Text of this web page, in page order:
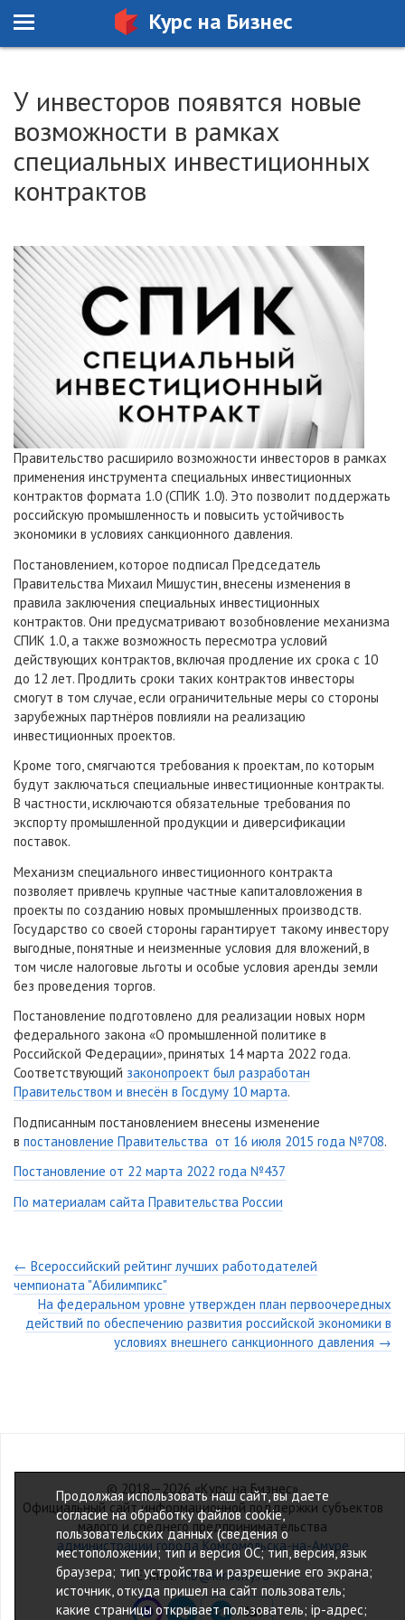
Курс на Бизнес
У инвесторов появятся новые
возможности в рамках
специальных инвестиционных
контрактов
Правительство расширило возможности инвесторов в рамках
применения инструмента специальных инвестиционных
контрактов формата 1.0 (СПИК 1.0). Это позволит поддержать
российскую промышленность и повысить устойчивость
экономики в условиях санкционного давления.
Постановлением, которое подписал Председатель
Правительства Михаил Мишустин, внесены изменения в
правила заключения специальных инвестиционных
контрактов. Они предусматривают возобновление механизма
СПИК 1.0, а также возможность пересмотра условий
действующих контрактов, включая продление их срока с 10
до 12 лет. Продлить сроки таких контрактов инвесторы
смогут в том случае, если ограничительные меры со стороны
зарубежных партнёров повлияли на реализацию
инвестиционных проектов.
Кроме того, смягчаются требования к проектам, по которым
будут заключаться специальные инвестиционные контракты.
В частности, исключаются обязательные требования по
экспорту промышленной продукции и диверсификации
поставок.
Механизм специального инвестиционного контракта
позволяет привлечь крупные частные капиталовложения в
проекты по созданию новых промышленных производств.
Государство со своей стороны гарантирует такому инвестору
выгодные, понятные и неизменные условия для вложений, в
том числе налоговые льготы и особые условия аренды земли
без проведения торгов.
Постановление подготовлено для реализации новых норм
федерального закона «О промышленной политике в
Российской Федерации», принятых 14 марта 2022 года.
Соответствующий законопроект был разработан
Правительством и внесён в Госдуму 10 марта.
Подписанным постановлением внесены изменение
в постановление Правительства от 16 июля 2015 года №708.
Постановление от 22 марта 2022 года №437
По материалам сайта Правительства России
← Всероссийский рейтинг лучших работодателей
чемпионата "Абилимпикс"
На федеральном уровне утвержден план первоочередных
действий по обеспечению развития российской экономики в
условиях внешнего санкционного давления →
© 2018—2026 «Курс на Бизнес»
Официальный сайт информационной поддержки субъектов
малого и среднего предпринимательства
администрации города Комсомольска-на-Амуре
E-mail:mb@kmscity.ru
Продолжая использовать наш сайт, вы даете
согласие на обработку файлов cookie,
пользовательских данных (сведения о
местоположении; тип и версия ОС; тип, версия, язык
браузера; тип устройства и разрешение его экрана;
источник, откуда пришел на сайт пользователь;
какие страницы открывает пользователь; ip-адрес;